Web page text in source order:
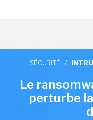
SÉCURITÉ /
Le
perturbe